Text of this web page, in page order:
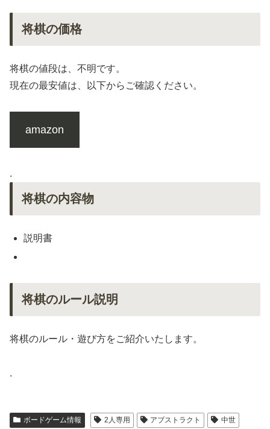
将棋の価格
将棋の値段は、不明です。
現在の最安値は、以下からご確認ください。
amazon
.
将棋の内容物
説明書
将棋のルール説明
将棋のルール・遊び方をご紹介いたします。
.
ボードゲーム情報 2人専用 アブストラクト
中世